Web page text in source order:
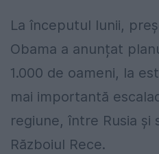
La începutul lunii,
Obama a anunțat
1.000 de oameni, la
mai importantă
regiune, între Rusia și
Războiul Rece.